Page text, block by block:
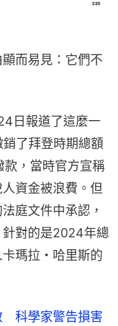
而易見：它們不
日報道了這麼一
了拜登時期總額
款，當時官方宣稱
資金被浪費。但
庭文件中承認，
對的是2024年總
瑪拉・哈里斯的
科學家警告損害